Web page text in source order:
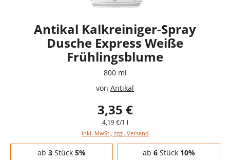
Antikal Kalkreiniger-Spray
Dusche Express Weiße
Frühlingsblume
800 ml
von Antikal
3,35 €
4,19 €/1 l
inkl. MwSt., zzgl. Versand
Staffelpreise - Mengenrabatt
ab 3Stück 5% ab 6Stück 10%